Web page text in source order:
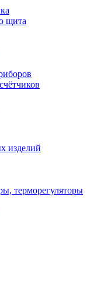
щита
изделий
терморегуляторы